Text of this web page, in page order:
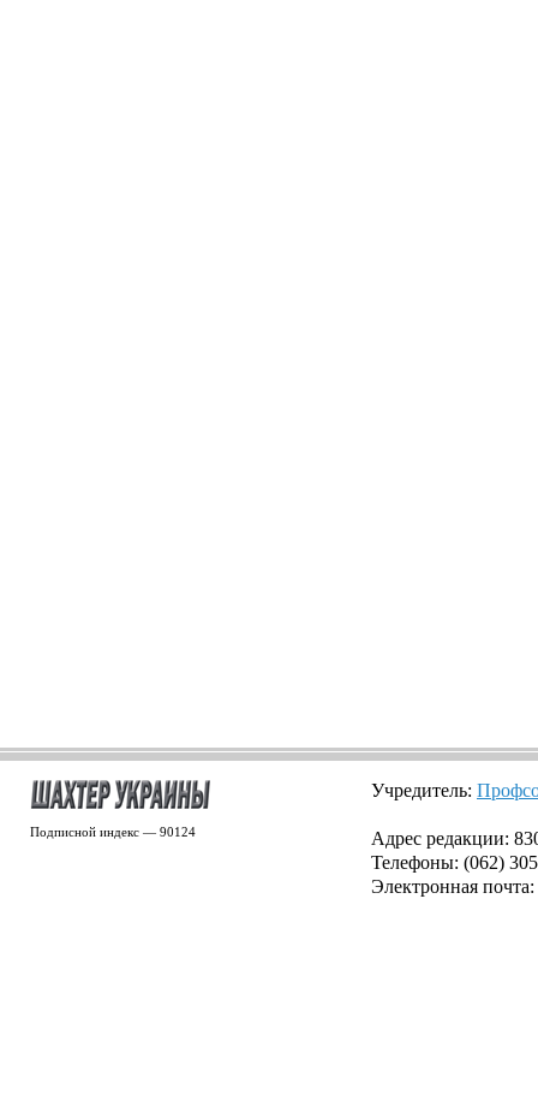
Подписной индекс — 90124
Учредитель:
Адрес редакции:
Телефоны: (062)
Электронная почта: